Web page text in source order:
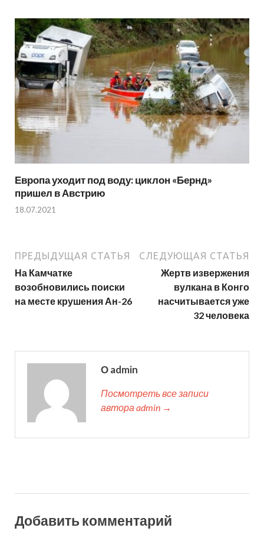
Европа уходит под воду: циклон «Бернд»
пришел в Австрию
18.07.2021
ПРЕДЫДУЩАЯ СТАТЬЯ
На Камчатке
возобновились поиски
на месте крушения Ан-26
СЛЕДУЮЩАЯ СТАТЬЯ
Жертв извержения
вулкана в Конго
насчитывается уже
32 человека
О admin
Посмотреть все записи
автора admin →
Добавить комментарий